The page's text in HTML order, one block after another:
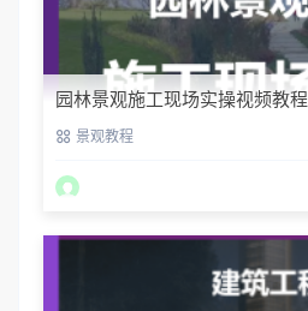
园林景观施工现场实操视频教程
景观教程